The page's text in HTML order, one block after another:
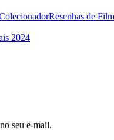
Resenhas de
2024
seu e-mail.